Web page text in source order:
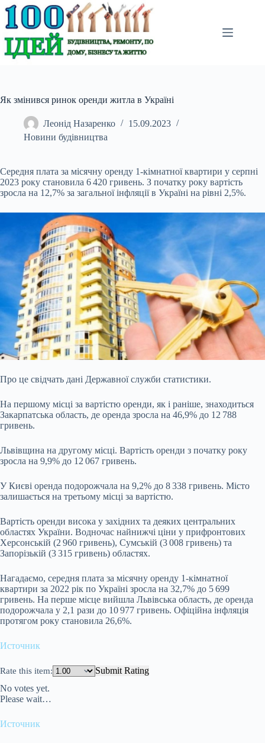
Перейти
до
вмісту
Як змінився ринок оренди житла в Україні
Леонід Назаренко
15.09.2023
Новини будівництва
Середня плата за місячну оренду 1-кімнатної квартири у серпні
2023 року становила 6 420 гривень. З початку року вартість
зросла на 12,7% за загальної інфляції в Україні на рівні 2,5%.
Про це свідчать дані Державної служби статистики.
На першому місці за вартістю оренди, як і раніше, знаходиться
Закарпатська область, де оренда зросла на 46,9% до 12 788
гривень.
Львівщина на другому місці. Вартість оренди з початку року
зросла на 9,9% до 12 067 гривень.
У Києві оренда подорожчала на 9,2% до 8 338 гривень. Місто
залишається на третьому місці за вартістю.
Вартість оренди висока у західних та деяких центральних
областях України. Водночас найнижчі ціни у прифронтових
Херсонській (2 960 гривень), Сумській (3 008 гривень) та
Запорізькій (3 315 гривень) областях.
Нагадаємо, середня плата за місячну оренду 1-кімнатної
квартири за 2022 рік по Україні зросла на 32,7% до 5 699
гривень. На перше місце вийшла Львівська область, де оренда
подорожчала у 2,1 рази до 10 977 гривень. Офіційна інфляція
протягом року становила 26,6%.
Источник
Rate this item:
Submit Rating
No votes yet.
Please wait…
Источник